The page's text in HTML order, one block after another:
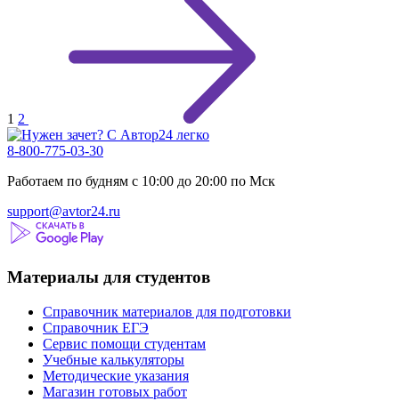
1 2
8-800-775-03-30
Работаем по будням с 10:00 до 20:00 по Мск
support@avtor24.ru
Материалы для студентов
Справочник материалов для подготовки
Справочник ЕГЭ
Сервис помощи студентам
Учебные калькуляторы
Методические указания
Магазин готовых работ